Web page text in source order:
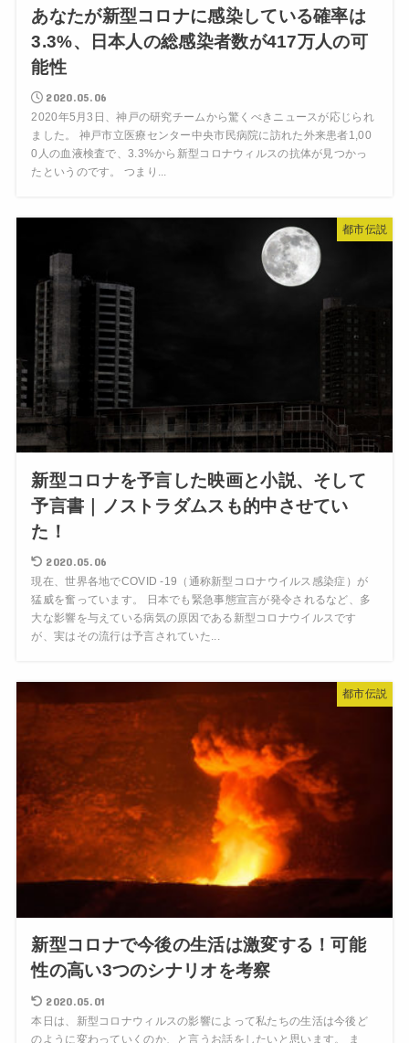
あなたが新型コロナに感染している確率は
3.3%、日本人の総感染者数が417万人の可
能性
2020.05.06
2020年5月3日、神戸の研究チームから驚くべきニュースが応じられ
ました。 神戸市立医療センター中央市民病院に訪れた外来患者1,00
0人の血液検査で、3.3%から新型コロナウィルスの抗体が見つかっ
たというのです。 つまり...
都市伝説
新型コロナを予言した映画と小説、そして
予言書｜ノストラダムスも的中させてい
た！
2020.05.06
現在、世界各地でCOVID -19（通称新型コロナウイルス感染症）が
猛威を奮っています。 日本でも緊急事態宣言が発令されるなど、多
大な影響を与えている病気の原因である新型コロナウイルスです
が、実はその流行は予言されていた...
都市伝説
新型コロナで今後の生活は激変する！可能
性の高い3つのシナリオを考察
2020.05.01
本日は、新型コロナウィルスの影響によって私たちの生活は今後ど
のように変わっていくのか、と言うお話をしたいと思います。 ま